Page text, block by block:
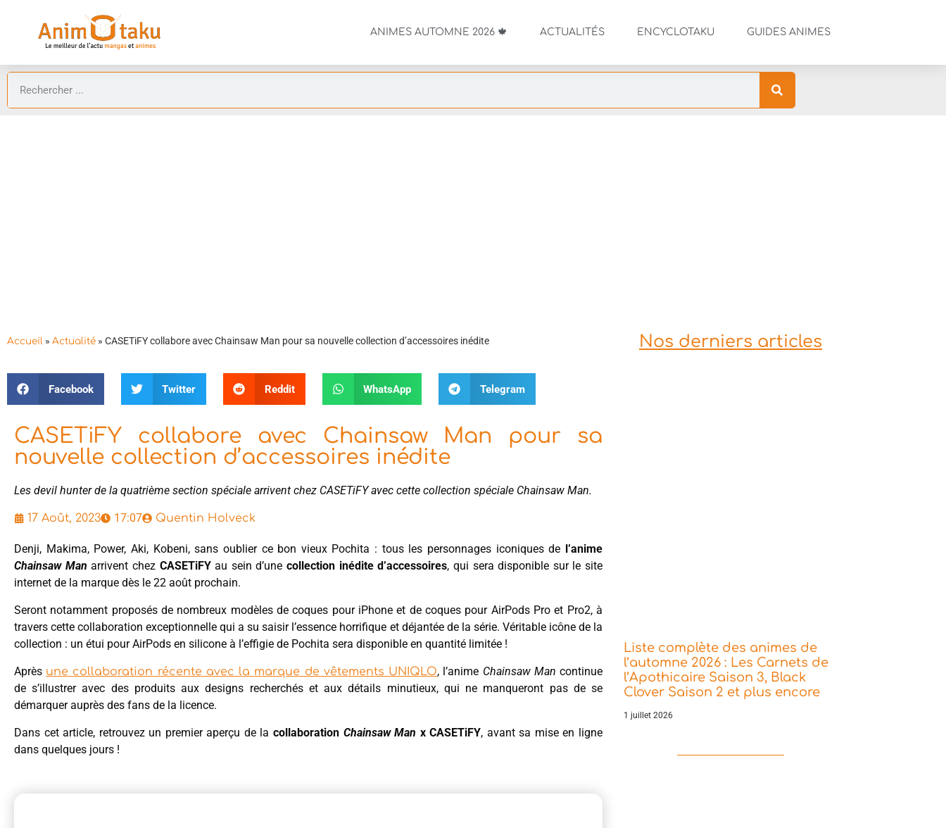
ANIMES AUTOMNE 2026 🍁 ACTUALITÉS ENCYCLOTAKU GUIDES ANIMES
Accueil » Actualité » CASETiFY collabore avec Chainsaw Man pour sa nouvelle collection d’accessoires inédite
Facebook Twitter Reddit WhatsApp Telegram
CASETiFY collabore avec Chainsaw Man pour sa
nouvelle collection d’accessoires inédite
Les devil hunter de la quatrième section spéciale arrivent chez CASETiFY avec cette collection spéciale Chainsaw Man.
17 Août, 2023 17:07 Quentin Holveck
Denji, Makima, Power, Aki, Kobeni, sans oublier ce bon vieux Pochita : tous les personnages iconiques de l’anime
Chainsaw Man arrivent chez CASETiFYau sein d’une collection inédite d’accessoires, qui sera disponible sur le site
internet de la marque dès le 22 août prochain.
Seront notamment proposés de nombreux modèles de coques pour iPhone et de coques pour AirPods Pro et Pro2, à
travers cette collaboration exceptionnelle qui a su saisir l’essence horrifique et déjantée de la série. Véritable icône de la
collection : un étui pour AirPods en silicone à l’effigie de Pochita sera disponible en quantité limitée !
Après une collaboration récente avec la marque de vêtements UNIQLO, l’anime Chainsaw Man continue
de s’illustrer avec des produits aux designs recherchés et aux détails minutieux, qui ne manqueront pas de se
démarquer auprès des fans de la licence.
Dans cet article, retrouvez un premier aperçu de la collaboration Chainsaw Man x CASETiFY, avant sa mise en ligne
dans quelques jours !
Nos derniers articles
Liste complète des animes de
l’automne 2026 : Les Carnets de
l’Apothicaire Saison 3, Black
Clover Saison 2 et plus encore
1 juillet 2026